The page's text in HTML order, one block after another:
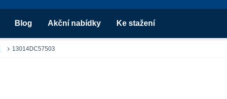
Blog Akční nabídky Ke stažení
13014DC57503